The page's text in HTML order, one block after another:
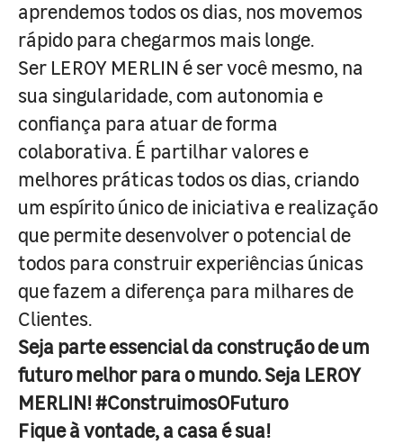
aprendemos todos os dias, nos movemos
rápido para chegarmos mais longe.
Ser LEROY MERLIN é ser você mesmo, na
sua singularidade, com autonomia e
confiança para atuar de forma
colaborativa. É partilhar valores e
melhores práticas todos os dias, criando
um espírito único de iniciativa e realização
que permite desenvolver o potencial de
todos para construir experiências únicas
que fazem a diferença para milhares de
Clientes.
Seja parte essencial da construção de um
futuro melhor para o mundo. Seja LEROY
MERLIN! #ConstruimosOFuturo
Fique à vontade, a casa é sua!